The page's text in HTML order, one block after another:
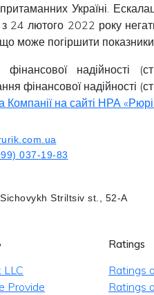
Україні.
з 24 лютого 2022 року
може погіршити показники
фінансової надійності
фінансової надійності
Компанії на сайті НРА
037-19-83
Striltsiv st., 52-A
LLC
Provide
Ratings
Ratings
Ratings